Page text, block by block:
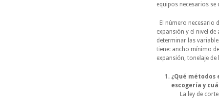
equipos necesarios
El número necesario
expansión y el nivel
determinar las
tiene: ancho mínimo
expansión, tonelaje
¿Qué métodos
escogería y
La ley de corte de